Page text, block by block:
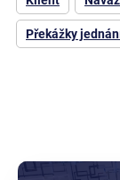
Překážky